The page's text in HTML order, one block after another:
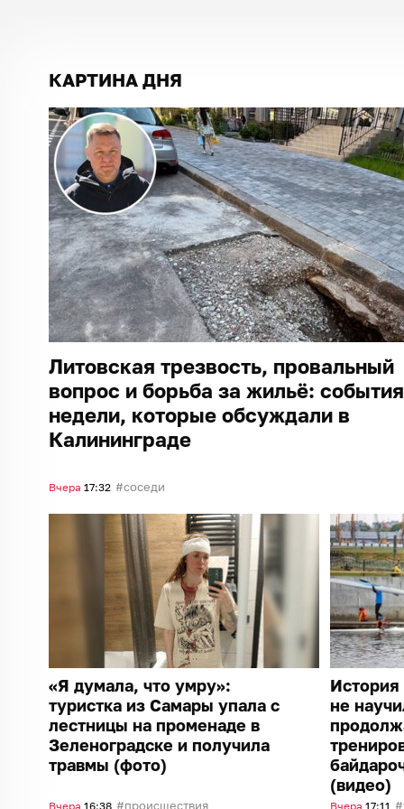
КАРТИНА ДНЯ
Литовская трезвость, провальный
вопрос и борьба за жильё: события
недели, которые обсуждали в
Калининграде
Вчера 17:32 соседи
«Я думала, что умру»:
туристка из Самары упала с
лестницы на променаде в
Зеленоградске и получила
травмы (фото)
Вчера 16:38 происшествия
не
(видео)
Вчера 17:11